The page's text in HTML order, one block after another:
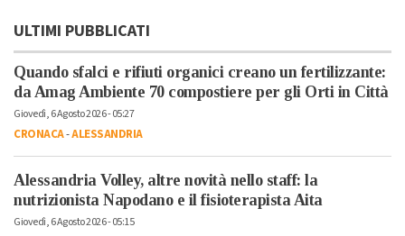
ULTIMI PUBBLICATI
Quando sfalci e rifiuti organici creano un fertilizzante:
da Amag Ambiente 70 compostiere per gli Orti in Città
Giovedì, 6 Agosto 2026 - 05:27
CRONACA-ALESSANDRIA
Alessandria Volley, altre novità nello staff: la
nutrizionista Napodano e il fisioterapista Aita
Giovedì, 6 Agosto 2026 - 05:15